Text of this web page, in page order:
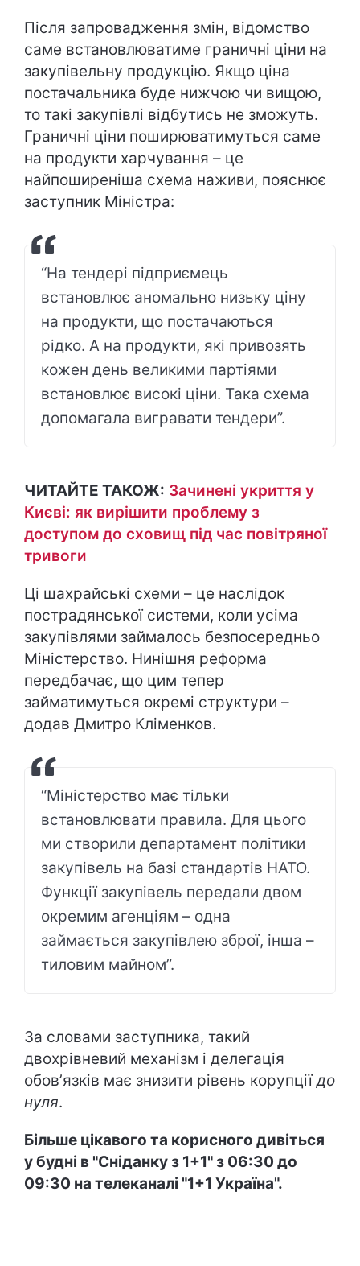
Після запровадження змін, відомство
саме встановлюватиме граничні ціни на
закупівельну продукцію. Якщо ціна
постачальника буде нижчою чи вищою,
то такі закупівлі відбутись не зможуть.
Граничні ціни поширюватимуться саме
на продукти харчування – це
найпоширеніша схема наживи, пояснює
заступник Міністра:
“На тендері підприємець
встановлює аномально низьку ціну
на продукти, що постачаються
рідко. А на продукти, які привозять
кожен день великими партіями
встановлює високі ціни. Така схема
допомагала вигравати тендери”.
ЧИТАЙТЕ ТАКОЖ: Зачинені укриття у
Києві: як вирішити проблему з
доступом до сховищ під час повітряної
тривоги
Ці шахрайські схеми – це наслідок
пострадянської системи, коли усіма
закупівлями займалось безпосередньо
Міністерство. Нинішня реформа
передбачає, що цим тепер
займатимуться окремі структури –
додав Дмитро Кліменков.
“Міністерство має тільки
встановлювати правила. Для цього
ми створили департамент політики
закупівель на базі стандартів НАТО.
Функції закупівель передали двом
окремим агенціям – одна
займається закупівлею зброї, інша –
тиловим майном”.
За словами заступника, такий
двохрівневий механізм і делегація
обовʼязків має знизити рівень корупціїдо
нуля.
Більше цікавого та корисного дивіться
у будні в "Сніданку з 1+1" з 06:30 до
09:30 на телеканалі "1+1 Україна".